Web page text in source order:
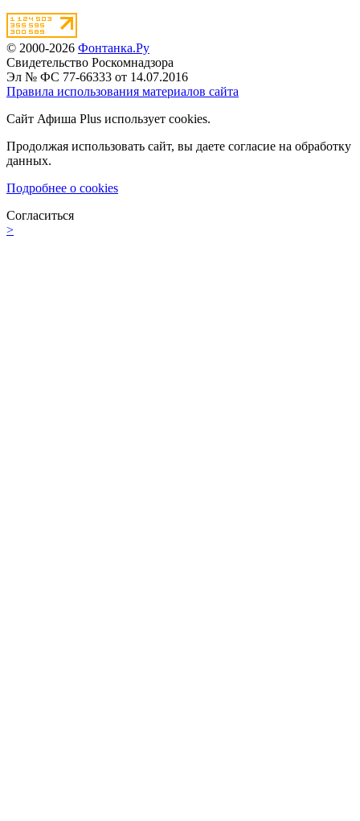
© 2000-2026 Фонтанка.Ру
Свидетельство Роскомнадзора
Эл № ФС 77-66333 от 14.07.2016
Правила использования материалов сайта
Сайт Афиша Plus использует cookies.
Продолжая использовать сайт, вы даете согласие на обработку
данных.
Подробнее о cookies
Согласиться
>